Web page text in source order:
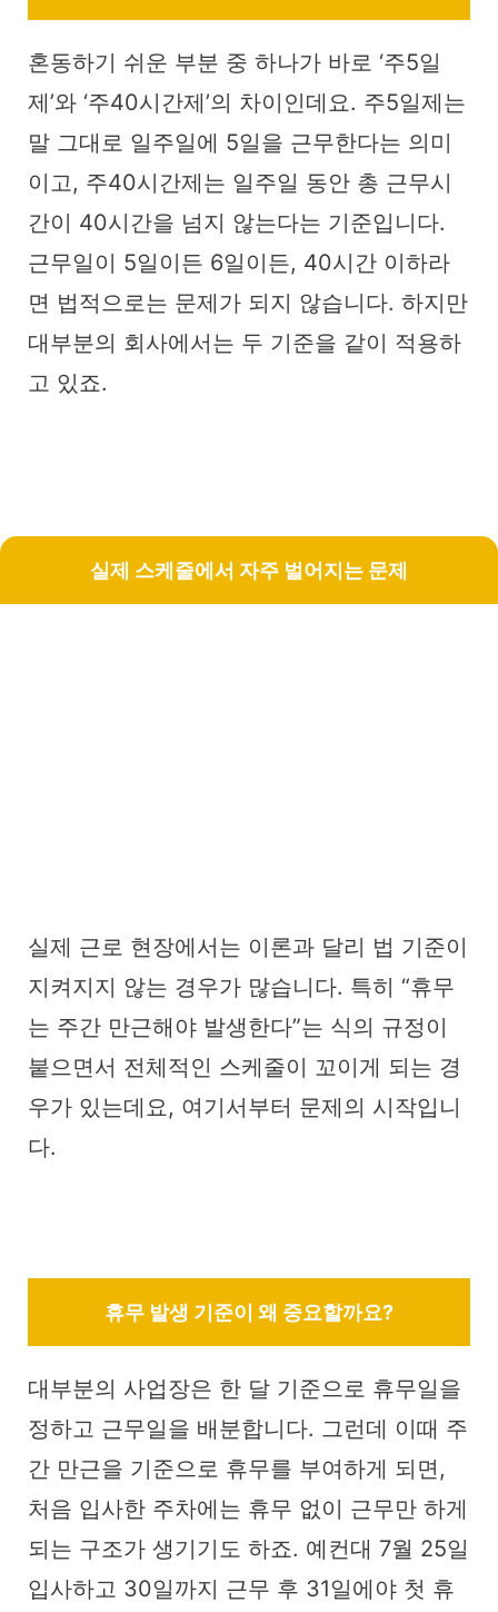
혼동하기 쉬운 부분 중 하나가 바로 ‘주5일
제’와 ‘주40시간제’의 차이인데요. 주5일제는
말 그대로 일주일에 5일을 근무한다는 의미
이고, 주40시간제는 일주일 동안 총 근무시
간이 40시간을 넘지 않는다는 기준입니다.
근무일이 5일이든 6일이든, 40시간 이하라
면 법적으로는 문제가 되지 않습니다. 하지만
대부분의 회사에서는 두 기준을 같이 적용하
고 있죠.
실제 스케줄에서 자주 벌어지는 문제
실제 근로 현장에서는 이론과 달리 법 기준이
지켜지지 않는 경우가 많습니다. 특히 “휴무
는 주간 만근해야 발생한다”는 식의 규정이
붙으면서 전체적인 스케줄이 꼬이게 되는 경
우가 있는데요, 여기서부터 문제의 시작입니
다.
휴무 발생 기준이 왜 중요할까요?
대부분의 사업장은 한 달 기준으로 휴무일을
정하고 근무일을 배분합니다. 그런데 이때 주
간 만근을 기준으로 휴무를 부여하게 되면,
처음 입사한 주차에는 휴무 없이 근무만 하게
되는 구조가 생기기도 하죠. 예컨대 7월 25일
입사하고 30일까지 근무 후 31일에야 첫 휴